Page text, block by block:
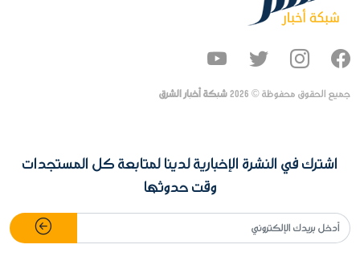
جميع الحقوق محفوظة © 2026شبكة أخبار الشرق
اشترك في النشرة الإخبارية لدينا لمتابعة كل المستجدات
وقت حدوثها